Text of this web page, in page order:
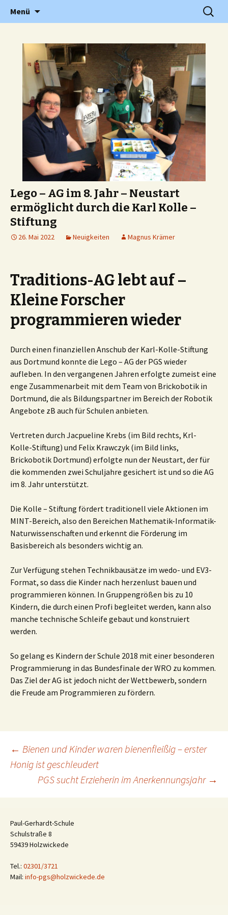
PGS
Grundschule in Holzwickede Hengsen
Menü
Suchen
nach:
Lego – AG im 8. Jahr – Neustart
ermöglicht durch die Karl Kolle –
Stiftung
26. Mai 2022 Neuigkeiten Magnus Krämer
Traditions-AG lebt auf –
Kleine Forscher
programmieren wieder
Durch einen finanziellen Anschub der Karl-Kolle-Stiftung
aus Dortmund konnte die Lego – AG der PGS wieder
aufleben. In den vergangenen Jahren erfolgte zumeist eine
enge Zusammenarbeit mit dem Team von Brickobotik in
Dortmund, die als Bildungspartner im Bereich der Robotik
Angebote zB auch für Schulen anbieten.
Vertreten durch Jacpueline Krebs (im Bild rechts, Krl-
Kolle-Stiftung) und Felix Krawczyk (im Bild links,
Brickobotik Dortmund) erfolgte nun der Neustart, der für
die kommenden zwei Schuljahre gesichert ist und so die AG
im 8. Jahr unterstützt.
Die Kolle – Stiftung fördert traditionell viele Aktionen im
MINT-Bereich, also den Bereichen Mathematik-Informatik-
Naturwissenschaften und erkennt die Förderung im
Basisbereich als besonders wichtig an.
Zur Verfügung stehen Technikbausätze im wedo- und EV3-
Format, so dass die Kinder nach herzenlust bauen und
programmieren können. In Gruppengrößen bis zu 10
Kindern, die durch einen Profi begleitet werden, kann also
manche technische Schleife gebaut und konstruiert
werden.
So gelang es Kindern der Schule 2018 mit einer besonderen
Programmierung in das Bundesfinale der WRO zu kommen.
Das Ziel der AG ist jedoch nicht der Wettbewerb, sondern
die Freude am Programmieren zu fördern.
Beitragsnavigation
← Bienen und Kinder waren bienenfleißig – erster
Honig ist geschleudert
PGS sucht Erzieherin im Anerkennungsjahr →
Paul-Gerhardt-Schule
Schulstraße 8
59439 Holzwickede
Tel.: 02301/3721
Mail: info-pgs@holzwickede.de